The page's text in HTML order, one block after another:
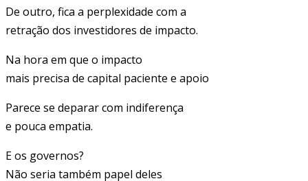
De outro, fica a perplexidade com a
retração dos investidores de impacto.
Na hora em que o impacto
mais precisa de capital paciente e apoio
Parece se deparar com indiferença
e pouca empatia.
E os governos?
Não seria também papel deles